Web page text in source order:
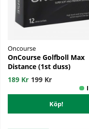
Oncourse
OnCourse Golfboll Max
Distance (1st duss)
189 Kr 199 Kr
Köp!